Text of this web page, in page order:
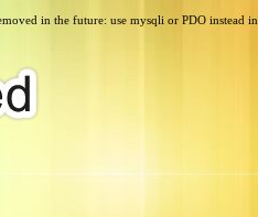
in the future: use mysqli or PDO instead in